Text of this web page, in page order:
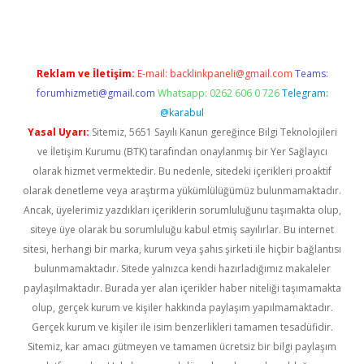
Reklam ve İletişim: E-mail: backlinkpaneli@gmail.com Teams:
forumhizmeti@gmail.com Whatsapp: 0262 606 0 726 Telegram:
@karabul
Yasal Uyarı: Sitemiz, 5651 Sayılı Kanun gereğince Bilgi Teknolojileri
ve İletişim Kurumu (BTK) tarafından onaylanmış bir Yer Sağlayıcı
olarak hizmet vermektedir. Bu nedenle, sitedeki içerikleri proaktif
olarak denetleme veya araştırma yükümlülüğümüz bulunmamaktadır.
Ancak, üyelerimiz yazdıkları içeriklerin sorumluluğunu taşımakta olup,
siteye üye olarak bu sorumluluğu kabul etmiş sayılırlar. Bu internet
sitesi, herhangi bir marka, kurum veya şahıs şirketi ile hiçbir bağlantısı
bulunmamaktadır. Sitede yalnızca kendi hazırladığımız makaleler
paylaşılmaktadır. Burada yer alan içerikler haber niteliği taşımamakta
olup, gerçek kurum ve kişiler hakkında paylaşım yapılmamaktadır.
Gerçek kurum ve kişiler ile isim benzerlikleri tamamen tesadüfidir.
Sitemiz, kar amacı gütmeyen ve tamamen ücretsiz bir bilgi paylaşım